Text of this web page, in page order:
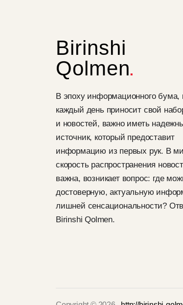
Birinshi
Qolmen
В эпоху информационного бума,
каждый день приносит свой
и новостей, важно иметь
источник, который предоставит
информацию из первых рук. В
скорость распространения
важна, возникает вопрос: где
достоверную, актуальную
лишней сенсациональности?
Birinshi Qolmen.